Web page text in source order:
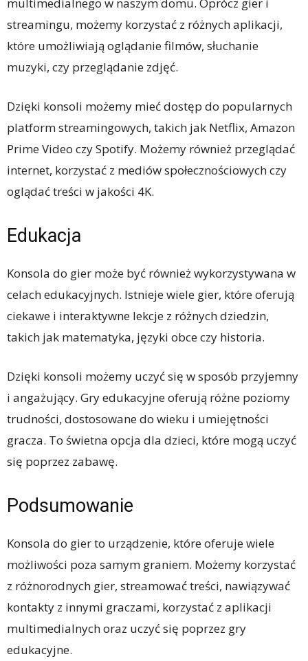
streamingu, możemy korzystać z różnych aplikacji,
które umożliwiają oglądanie filmów, słuchanie
muzyki, czy przeglądanie zdjęć.
Dzięki konsoli możemy mieć dostęp do popularnych
platform streamingowych, takich jak Netflix, Amazon
Prime Video czy Spotify. Możemy również przeglądać
internet, korzystać z mediów społecznościowych czy
oglądać treści w jakości 4K.
Edukacja
Konsola do gier może być również wykorzystywana w
celach edukacyjnych. Istnieje wiele gier, które oferują
ciekawe i interaktywne lekcje z różnych dziedzin,
takich jak matematyka, języki obce czy historia.
Dzięki konsoli możemy uczyć się w sposób przyjemny
i angażujący. Gry edukacyjne oferują różne poziomy
trudności, dostosowane do wieku i umiejętności
gracza. To świetna opcja dla dzieci, które mogą uczyć
się poprzez zabawę.
Podsumowanie
Konsola do gier to urządzenie, które oferuje wiele
możliwości poza samym graniem. Możemy korzystać
z różnorodnych gier, streamować treści, nawiązywać
kontakty z innymi graczami, korzystać z aplikacji
multimedialnych oraz uczyć się poprzez gry
edukacyjne.